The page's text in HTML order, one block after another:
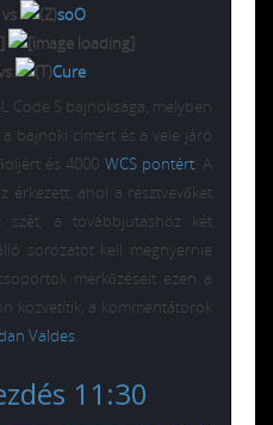
vs soO
Cure
Code S bajnoksága, melyben
bajnoki címért és a vele járó
és 4000 WCS pontért. A
érkezett, ahol a résztvevőket
szét, a továbbjutáshoz két
sorozatot kell megnyernie
mérkőzéseit ezen a
közvetítik, a kommentátorok
Valdes.
11:30